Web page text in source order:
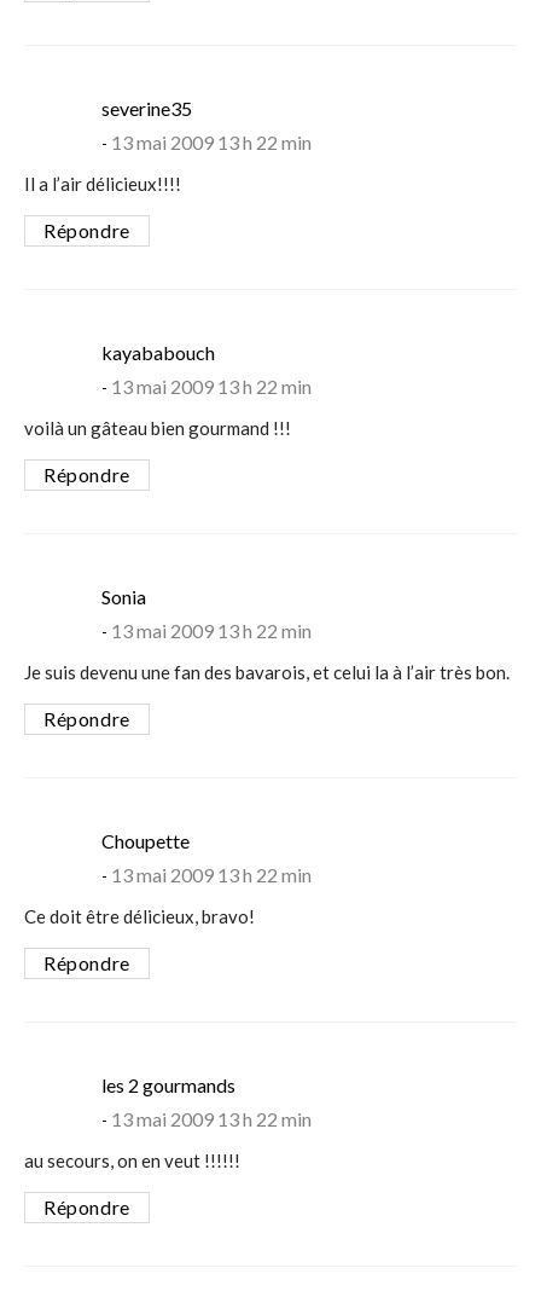
severine35says:
13 mai 2009 13 h 22 min
Il a l’air délicieux!!!!
Répondre
kayababouchsays:
13 mai 2009 13 h 22 min
voilà un gâteau bien gourmand !!!
Répondre
Soniasays:
13 mai 2009 13 h 22 min
Je suis devenu une fan des bavarois, et celui la à l’air très bon.
Répondre
Choupettesays:
13 mai 2009 13 h 22 min
Ce doit être délicieux, bravo!
Répondre
les 2 gourmands
13 mai 2009 13 h 22 min
au secours, on en veut !!!!!!
Répondre